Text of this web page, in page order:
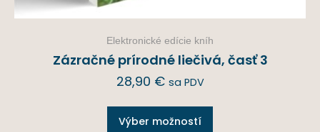
Elektronické edície kníh
Zázračné prírodné liečivá, časť 3
28,90 € sa PDV
Výber možností